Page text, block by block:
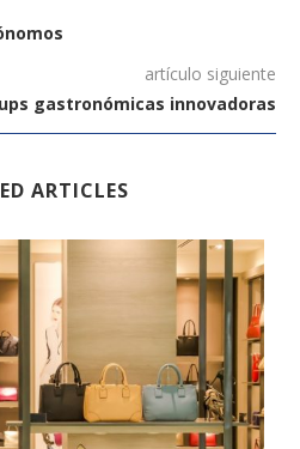
artículo siguiente
gastronómicas innovadoras
ARTICLES